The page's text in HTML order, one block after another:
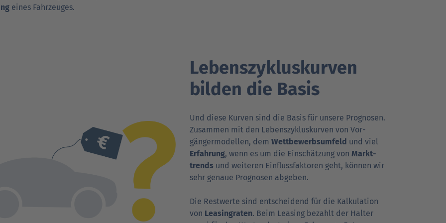
eines Fahr­zeuges.
Lebenszykluskurven
bilden die Basis
Und diese Kurven sind die Basis für unsere Prog­nosen.
Zusam­men mit den Lebens­zyklus­kur­ven von Vor­
gänger­modellen, dem Wett­bewerbs­umfeld und viel
Erfah­rung, wenn es um die Ein­schätzung von Markt­
trends und weiteren Ein­fluss­faktoren geht, können wir
sehr genaue Prog­nosen abgeben.
Die Rest­werte sind entscheidend für die Kalkulation
von Leasing­raten. Beim Leasing bezahlt der Halter